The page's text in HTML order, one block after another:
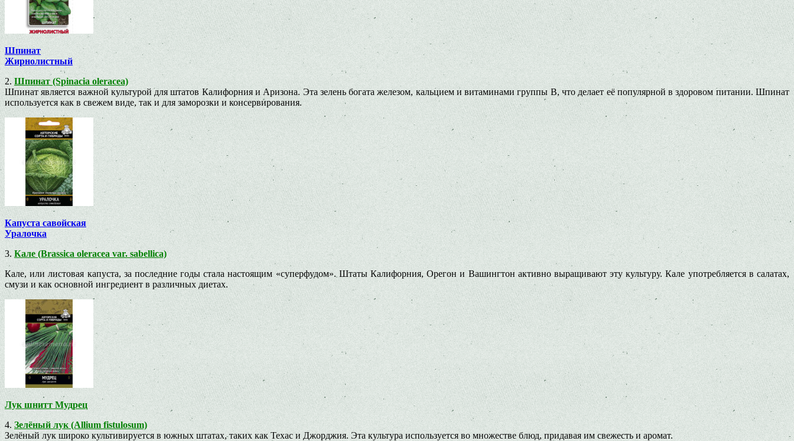
Шпинат
Жирнолистный
2.Шпинат (Spinacia oleracea)
Шпинат является важной культурой для штатов Калифорния и Аризона. Эта зелень богата железом, кальцием и витаминами группы B, что делает её популярной в здоровом питании. Шпинат
используется как в свежем виде, так и для заморозки и консервирования.
Капуста савойская
Уралочка
3. Кале (Brassica oleracea var. sabellica)
Кале, или листовая капуста, за последние годы стала настоящим «суперфудом». Штаты Калифорния, Орегон и Вашингтон активно выращивают эту культуру. Кале употребляется в салатах,
смузи и как основной ингредиент в различных диетах.
Лук шнитт Мудрец
4.Зелёный лук (Allium fistulosum)
Зелёный лук широко культивируется в южных штатах, таких как Техас и Джорджия. Эта культура используется во множестве блюд, придавая им свежесть и аромат.